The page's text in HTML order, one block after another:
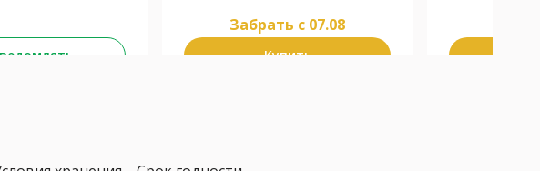
Забрать c 07.08
Купить